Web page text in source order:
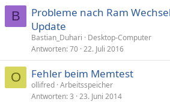
B
Probleme nach Ram
Update
Bastian_Duhari
Desktop-Computer
Antworten 70 22. Juli 2016
O Fehler beim Memtest
ollifred Arbeitsspeicher
Antworten 3 23. Juni 2014